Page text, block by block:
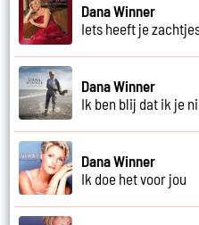
Dana Winner
Iets heeft je
Dana Winner
Ik ben blij dat ik je
Dana Winner
Ik doe het voor jou